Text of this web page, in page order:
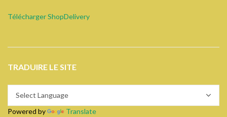
Télécharger ShopDelivery
TRADUIRE LE SITE
Powered by Translate